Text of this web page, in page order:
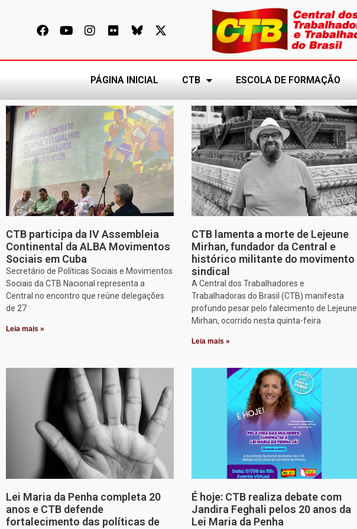
PÁGINA INICIAL CTB ESCOLA DE FORMAÇÃO
CTB participa da IV Assembleia
Continental da ALBA Movimentos
Sociais em Cuba
Secretário de Políticas Sociais e Movimentos
Sociais da CTB Nacional representa a
Central no encontro que reúne delegações
de 27
Leia mais »
CTB lamenta a morte de Lejeune
Mirhan, fundador da Central e
histórico militante do movimento
sindical
A Central dos Trabalhadores e
Trabalhadoras do Brasil (CTB) manifesta
profundo pesar pelo falecimento de Lejeune
Mirhan, ocorrido nesta quinta-feira
Leia mais »
Lei Maria da Penha completa 20
anos e CTB defende
fortalecimento das políticas de
É hoje: CTB realiza debate com
Jandira Feghali pelos 20 anos da
Lei Maria da Penha